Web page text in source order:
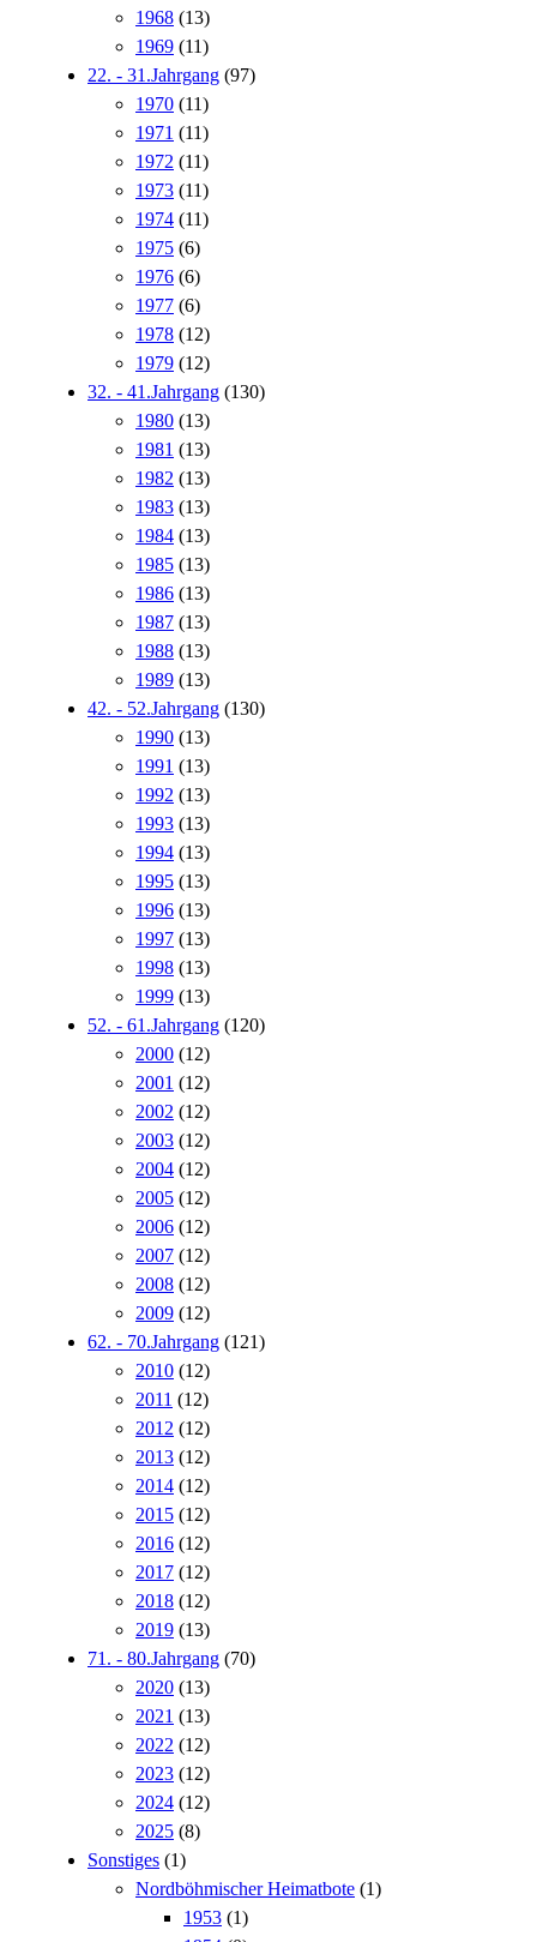
1968 (13)
1969 (11)
22. - 31.Jahrgang (97)
1970 (11)
1971 (11)
1972 (11)
1973 (11)
1974 (11)
1975 (6)
1976 (6)
1977 (6)
1978 (12)
1979 (12)
32. - 41.Jahrgang (130)
1980 (13)
1981 (13)
1982 (13)
1983 (13)
1984 (13)
1985 (13)
1986 (13)
1987 (13)
1988 (13)
1989 (13)
42. - 52.Jahrgang (130)
1990 (13)
1991 (13)
1992 (13)
1993 (13)
1994 (13)
1995 (13)
1996 (13)
1997 (13)
1998 (13)
1999 (13)
52. - 61.Jahrgang (120)
2000 (12)
2001 (12)
2002 (12)
2003 (12)
2004 (12)
2005 (12)
2006 (12)
2007 (12)
2008 (12)
2009 (12)
62. - 70.Jahrgang (121)
2010 (12)
2011 (12)
2012 (12)
2013 (12)
2014 (12)
2015 (12)
2016 (12)
2017 (12)
2018 (12)
2019 (13)
71. - 80.Jahrgang (70)
2020 (13)
2021 (13)
2022 (12)
2023 (12)
2024 (12)
2025 (8)
Sonstiges (1)
Nordböhmischer Heimatbote (1)
1953 (1)